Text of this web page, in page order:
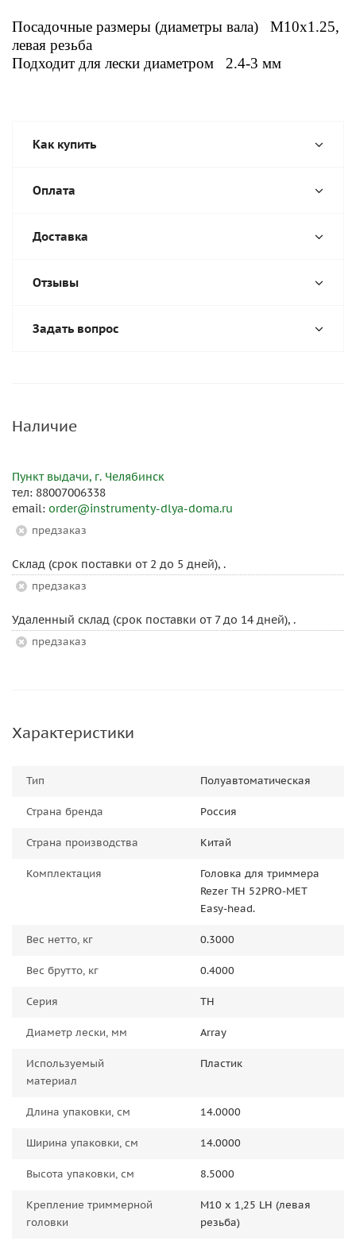
Посадочные размеры (диаметры вала) М10х1.25,
левая резьба
Подходит для лески диаметром 2.4-3 мм
Как купить
Оплата
Доставка
Отзывы
Задать вопрос
Наличие
Пункт выдачи, г. Челябинск
тел: 88007006338
email: order@instrumenty-dlya-doma.ru
Предзаказ
Склад (срок поставки от 2 до 5 дней), .
Предзаказ
Удаленный склад (срок поставки от 7 до 14 дней), .
Предзаказ
Характеристики
Тип Полуавтоматическая
Страна бренда Россия
Страна производства Китай
Комплектация
Головка для триммера
Rezer ТН 52PRO-MET
Easy-head.
Вес нетто, кг 0.3000
Вес брутто, кг 0.4000
Серия TH
Диаметр лески, мм Array
Используемый
материал
Пластик
Длина упаковки, см 14.0000
Ширина упаковки, см 14.0000
Высота упаковки, см 8.5000
Крепление триммерной
головки
М10 x 1,25 LH (левая
резьба)